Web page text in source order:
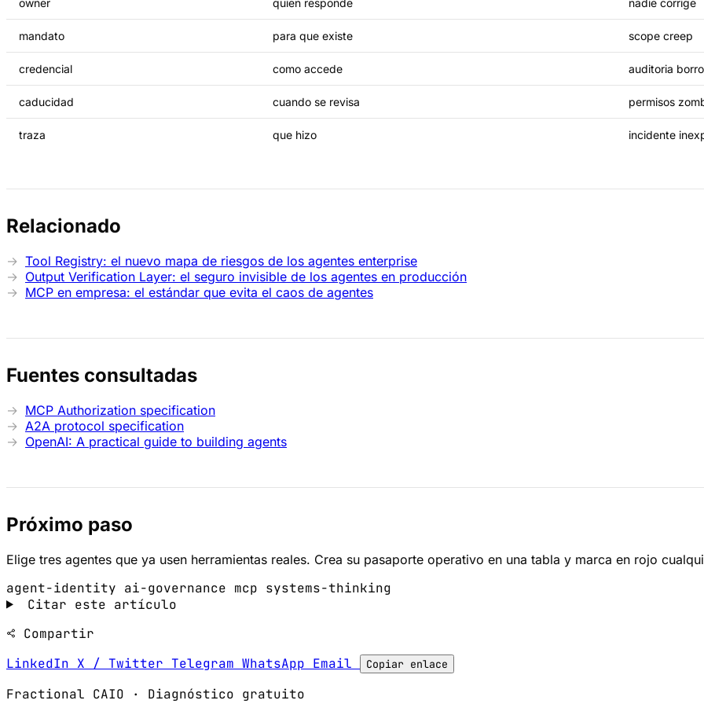
mandato para que existe scope creep
credencial como accede auditoria
caducidad cuando se revisa permisos
traza que hizo incidente
Relacionado
Tool Registry: el nuevo mapa de riesgos de los agentes enterprise
Output Verification Layer: el seguro invisible de los agentes en producción
MCP en empresa: el estándar que evita el caos de agentes
Fuentes consultadas
MCP Authorization specification
A2A protocol specification
OpenAI: A practical guide to building agents
Próximo paso
Elige tres agentes que ya usen herramientas reales. Crea su pasaporte operativo en una tabla y marca en rojo
agent-identity ai-governance mcp systems-thinking
Citar este artículo
Compartir
LinkedIn X / Twitter Telegram WhatsApp Email Copiar enlace
Fractional CAIO · Diagnóstico gratuito